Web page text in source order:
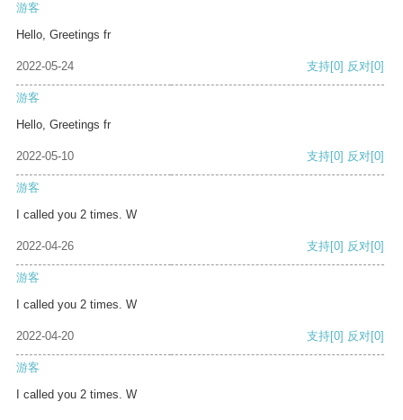
游客
Hello, Greetings fr
2022-05-24 支持[0] 反对[0]
游客
Hello, Greetings fr
2022-05-10 支持[0] 反对[0]
游客
I called you 2 times. W
2022-04-26 支持[0] 反对[0]
游客
I called you 2 times. W
2022-04-20 支持[0] 反对[0]
游客
I called you 2 times. W